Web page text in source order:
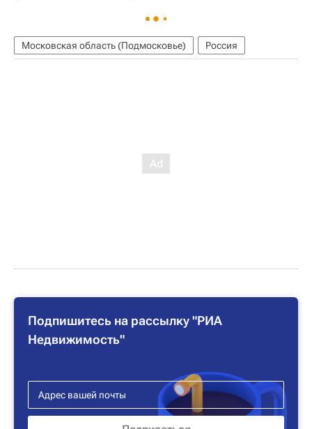
Московская область (Подмосковье) Россия
Подпишитесь на рассылку "РИА
Недвижимость"